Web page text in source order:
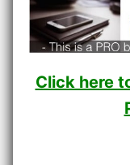
Click here